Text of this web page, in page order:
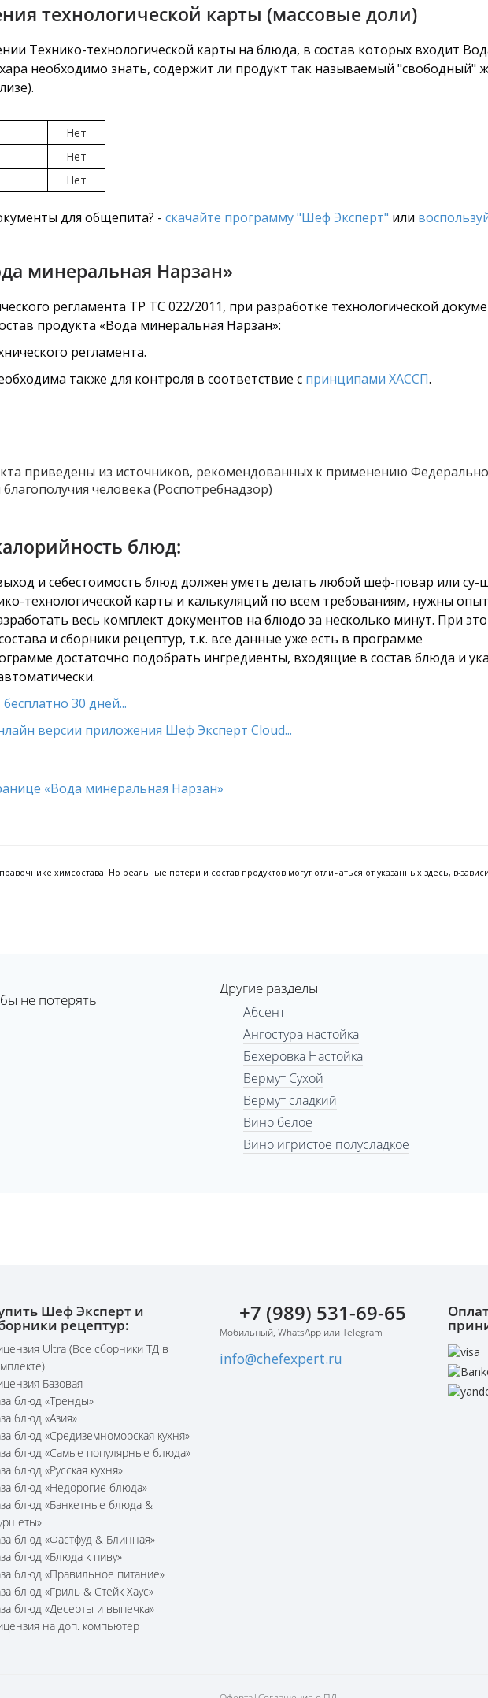
технологической карты (массовые доли)
Технико-технологической карты на блюда, в состав которых входит
необходимо знать, содержит ли продукт так называемый "свободный"
Нет
Нет
Нет
для общепита? - скачайте программу "Шеф Эксперт" или
минеральная Нарзан»
регламента ТР ТС 022/2011, при разработке технологической
продукта «Вода минеральная Нарзан»:
регламента.
также для контроля в соответствие с принципами ХАССП.
приведены из источников, рекомендованных к применению
человека (Роспотребнадзор)
блюд:
и себестоимость блюд должен уметь делать любой шеф-повар или су-
технологической карты и калькуляций по всем требованиям, нужны
весь комплект документов на блюдо за несколько минут. При
и сборники рецептур, т.к. все данные уже есть в программе
достаточно подобрать ингредиенты, входящие в состав блюда и
30 дней...
версии приложения Шеф Эксперт Cloud...
химсостава. Но реальные потери и состав продуктов могут отличаться от указанных здесь, в-
не потерять
Другие разделы
Абсент
Ангостура настойка
Бехеровка Настойка
Вермут Сухой
Вермут сладкий
Вино белое
Вино игристое полусладкое
Шеф Эксперт и
рецептур:
Ultra (Все сборники ТД в
Базовая
блюд «Тренды»
блюд «Азия»
блюд «Средиземноморская кухня»
блюд «Самые популярные блюда»
блюд «Русская кухня»
блюд «Недорогие блюда»
блюд «Банкетные блюда &
блюд «Фастфуд & Блинная»
блюд «Блюда к пиву»
блюд «Правильное питание»
блюд «Гриль & Стейк Хаус»
блюд «Десерты и выпечка»
на доп. компьютер
+7 (989) 531-69-65
Мобильный, WhatsApp или Telegram
info@chefexpert.ru